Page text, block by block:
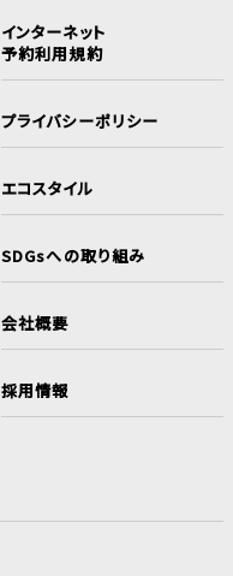
インターネット
予約利用規約
プライバシーポリシー
エコスタイル
SDGsへの取り組み
会社概要
採用情報